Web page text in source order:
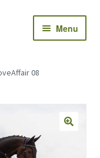
Menu
08